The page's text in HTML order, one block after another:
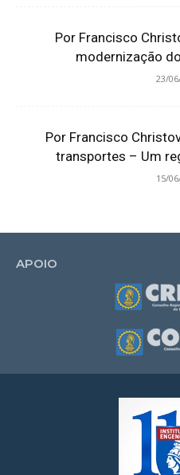
Por Francisco
modernização
23/
Por Francisco
transportes – Um
15/
APOIO